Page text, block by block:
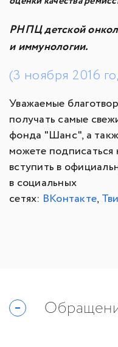
РНПЦ детской
и иммунологии.
(3 ноября 2016
Уважаемые
получать самые
фонда "Шанс", а
можете подписаться
вступить в
в социальных
сетях: ВКонтакте,